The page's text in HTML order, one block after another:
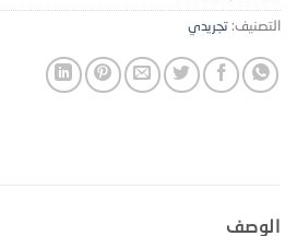
التصنيف: تجريدي
الوصف